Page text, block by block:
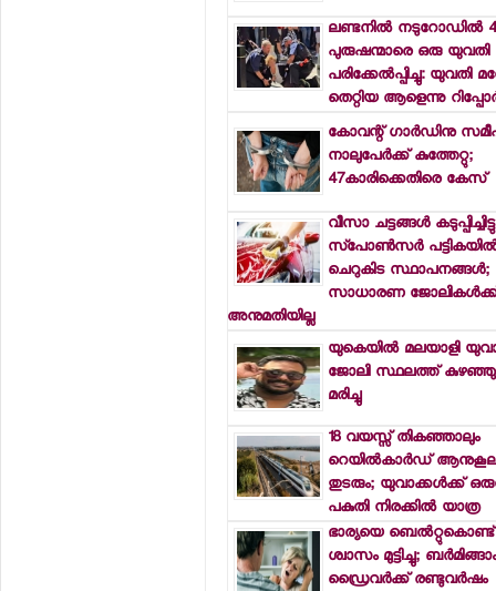
ലണ്ടനില്‍ നടുറോഡില്‍
പുരുഷന്മാരെ ഒരു യുവതി
പരിക്കേല്‍പ്പിച്ചു: യുവതി
തെറ്റിയ ആളെന്നു
കോവന്റ് ഗാര്‍ഡിനു
നാലുപേര്‍ക്ക് കുത്തേറ്റു;
47കാരിക്കെതിരെ കേസ്
വീസാ ചട്ടങ്ങള്‍
സ്‌പോണ്‍സര്‍ പട്ടികയില്‍
ചെറുകിട സ്ഥാപനങ്ങള്‍;
സാധാരണ
അനുമതിയില്ല
യുകെയില്‍ മലയാളി
ജോലി സ്ഥലത്ത്
മരിച്ചു
18 വയസ്സ് തികഞ്ഞാലും
റെയില്‍കാര്‍ഡ്
തുടരും; യുവാക്കള്‍ക്ക്
പകുതി നിരക്കില്‍ യാത്ര
ഭാര്യയെ ബെല്‍റ്റുകൊണ്ട്
ശ്വാസം മുട്ടിച്ചു;
ഡ്രൈവര്‍ക്ക് രണ്ടുവര്‍ഷം